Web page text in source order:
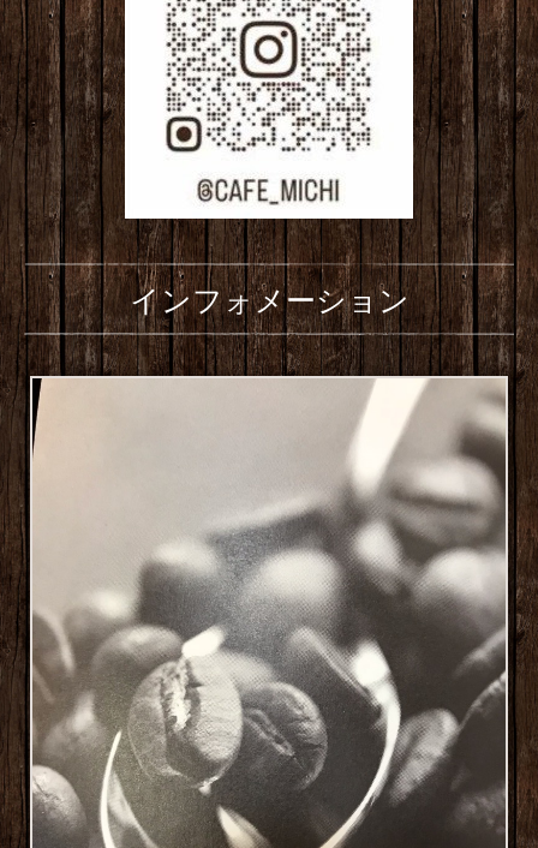
インフォメーション